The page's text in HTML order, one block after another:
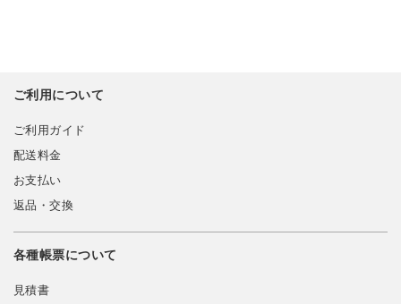
ご利用について
ご利用ガイド
配送料金
お支払い
返品・交換
各種帳票について
見積書